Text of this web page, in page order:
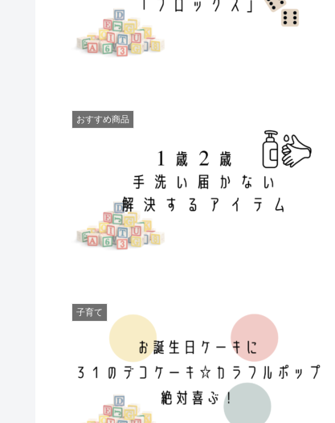
おすすめ商品
子育て